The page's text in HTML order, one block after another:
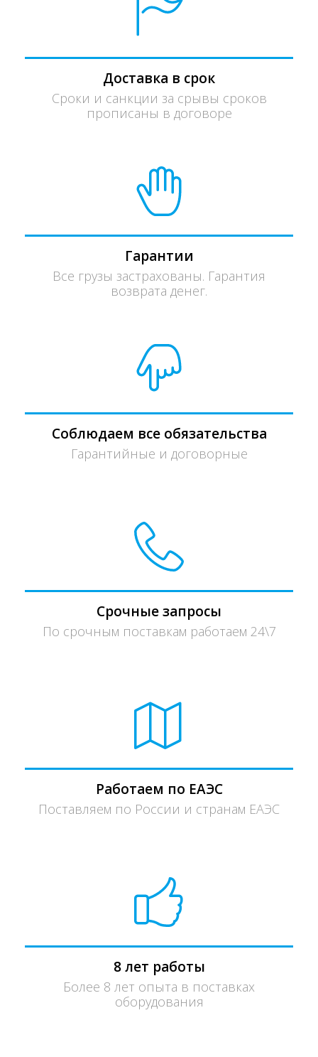
Доставка в срок
Сроки и санкции за срывы сроков
прописаны в договоре
Гарантии
Все грузы застрахованы. Гарантия
возврата денег.
Соблюдаем все обязательства
Гарантийные и договорные
Срочные запросы
По срочным поставкам работаем 24\7
Работаем по ЕАЭС
Поставляем по России и странам ЕАЭС
8 лет работы
Более 8 лет опыта в поставках
оборудования